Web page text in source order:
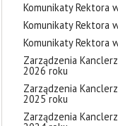
Komunikaty Rektora
Komunikaty Rektora
Komunikaty Rektora
Zarządzenia
2026 roku
Zarządzenia
2025 roku
Zarządzenia